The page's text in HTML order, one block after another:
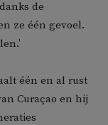
de
ze één gevoel.
één en al rust
Curaçao en hij